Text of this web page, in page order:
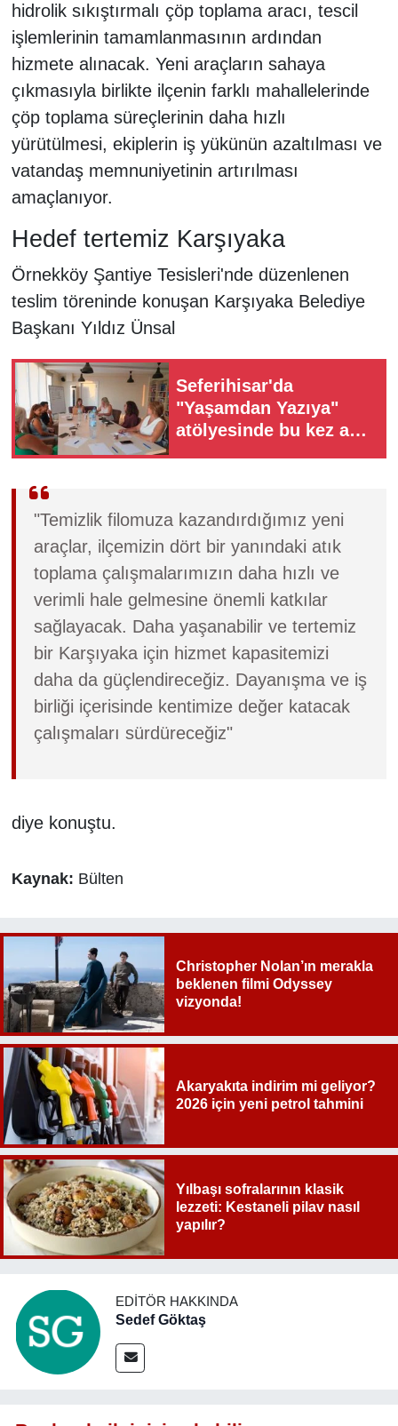
hidrolik sıkıştırmalı çöp toplama aracı, tescil
işlemlerinin tamamlanmasının ardından
hizmete alınacak. Yeni araçların sahaya
çıkmasıyla birlikte ilçenin farklı mahallelerinde
çöp toplama süreçlerinin daha hızlı
yürütülmesi, ekiplerin iş yükünün azaltılması ve
vatandaş memnuniyetinin artırılması
amaçlanıyor.
Hedef tertemiz Karşıyaka
Örnekköy Şantiye Tesisleri'nde düzenlenen
teslim töreninde konuşan Karşıyaka Belediye
Başkanı Yıldız Ünsal
Seferihisar'da
"Yaşamdan Yazıya"
atölyesinde bu kez aşk
"Temizlik filomuza kazandırdığımız yeni
araçlar, ilçemizin dört bir yanındaki atık
toplama çalışmalarımızın daha hızlı ve
verimli hale gelmesine önemli katkılar
sağlayacak. Daha yaşanabilir ve tertemiz
bir Karşıyaka için hizmet kapasitemizi
daha da güçlendireceğiz. Dayanışma ve iş
birliği içerisinde kentimize değer katacak
çalışmaları sürdüreceğiz"
diye konuştu.
Kaynak: Bülten
Christopher Nolan’ın merakla
beklenen filmi Odyssey
vizyonda!
Akaryakıta indirim mi geliyor?
2026 için yeni petrol tahmini
Yılbaşı sofralarının klasik
lezzeti: Kestaneli pilav nasıl
yapılır?
EDITÖR HAKKINDA
Sedef Göktaş